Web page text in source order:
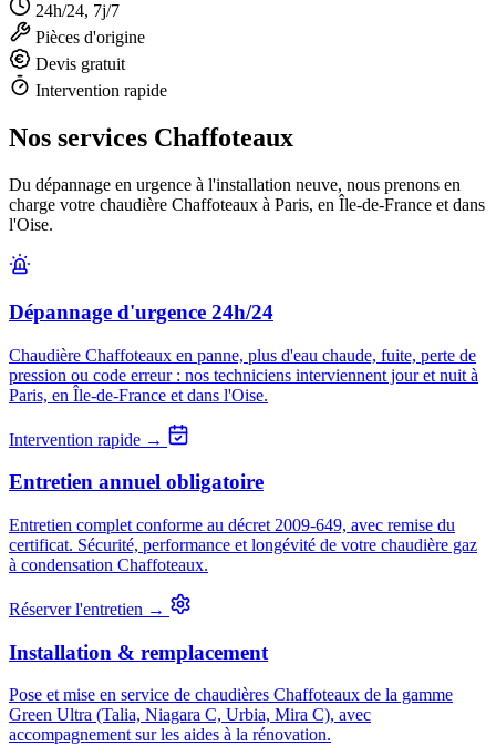
24h/24, 7j/7
Pièces d'origine
Devis gratuit
Intervention rapide
Nos services Chaffoteaux
Du dépannage en urgence à l'installation neuve, nous prenons en
charge votre chaudière Chaffoteaux à Paris, en Île-de-France et dans
l'Oise.
Dépannage d'urgence 24h/24
Chaudière Chaffoteaux en panne, plus d'eau chaude, fuite, perte de
pression ou code erreur : nos techniciens interviennent jour et nuit à
Paris, en Île-de-France et dans l'Oise.
Intervention rapide →
Entretien annuel obligatoire
Entretien complet conforme au décret 2009-649, avec remise du
certificat. Sécurité, performance et longévité de votre chaudière gaz
à condensation Chaffoteaux.
Réserver l'entretien →
Installation & remplacement
Pose et mise en service de chaudières Chaffoteaux de la gamme
Green Ultra (Talia, Niagara C, Urbia, Mira C), avec
accompagnement sur les aides à la rénovation.